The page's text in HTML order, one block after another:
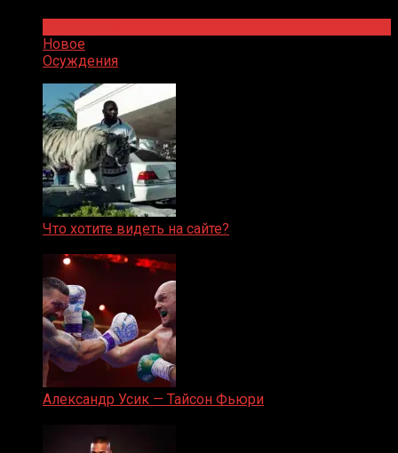
Новое
Осуждения
Что хотите видеть на сайте?
Александр Усик — Тайсон Фьюри